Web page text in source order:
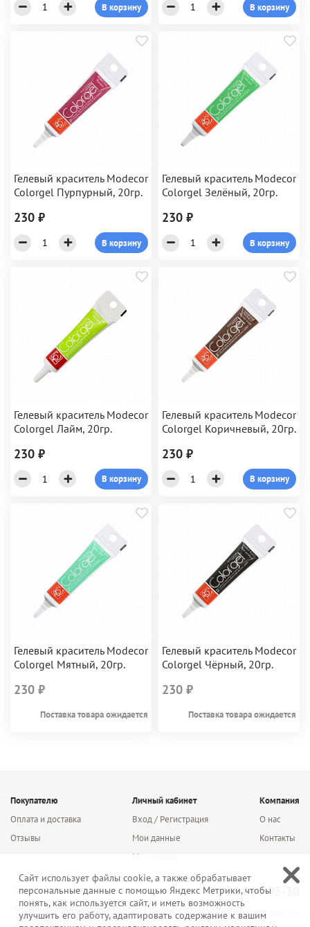
В корзину В корзину
Гелевый краситель Modecor
Colorgel Пурпурный, 20гр.
230 ₽
В корзину
Гелевый краситель Modecor
Colorgel Зелёный, 20гр.
230 ₽
В корзину
Гелевый краситель Modecor
Colorgel Лайм, 20гр.
230 ₽
В корзину
Гелевый краситель Modecor
Colorgel Коричневый, 20гр.
230 ₽
В корзину
Гелевый краситель Modecor
Colorgel Мятный, 20гр.
230 ₽
Поставка товара ожидается
Гелевый краситель Modecor
Colorgel Чёрный, 20гр.
230 ₽
Поставка товара ожидается
2026 © Лавка кондитера
Политика конфидециальности
Покупателю
Оплата и доставка
Отзывы
Личный кабинет
Вход / Регистрация
Мои данные
Мои заказы
Компания
О нас
Контакты
+7 926 350-05-30
info@lavkakonditera.ru
Сайт использует файлы cookie, а также обрабатывает
персональные данные с помощью Яндекс Метрики, чтобы
понять, как используется сайт, и иметь возможность
улучшить его работу, адаптировать содержание к вашим